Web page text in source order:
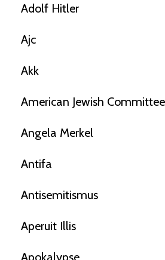
Adolf Hitler
Ajc
Akk
American Jewish Committee
Angela Merkel
Antifa
Antisemitismus
Aperuit Illis
Apokalypse